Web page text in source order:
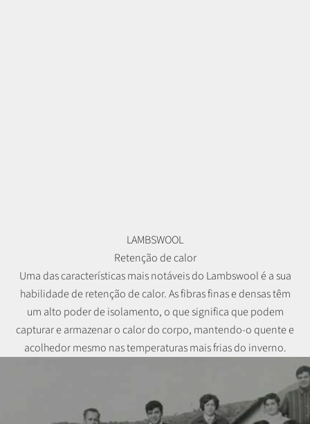
LAMBSWOOL
Retenção de calor
Uma das características mais notáveis do Lambswool é a sua
habilidade de retenção de calor. As fibras finas e densas têm
um alto poder de isolamento, o que significa que podem
capturar e armazenar o calor do corpo, mantendo-o quente e
acolhedor mesmo nas temperaturas mais frias do inverno.